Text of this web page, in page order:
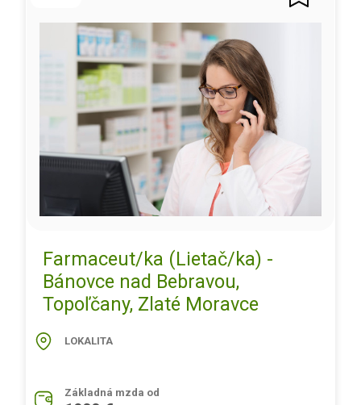
Farmaceut/ka (Lietač/ka) -
Bánovce nad Bebravou,
Topoľčany, Zlaté Moravce
LOKALITA
Základná mzda od